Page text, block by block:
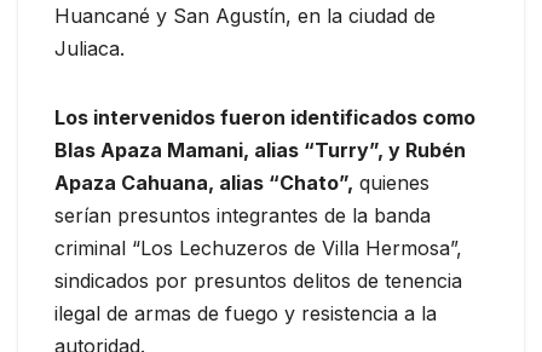
Huancané y San Agustín, en la ciudad de
Juliaca.
Los intervenidos fueron identificados como
Blas Apaza Mamani, alias “Turry”, y Rubén
Apaza Cahuana, alias “Chato”, quienes
serían presuntos integrantes de la banda
criminal “Los Lechuzeros de Villa Hermosa”,
sindicados por presuntos delitos de tenencia
ilegal de armas de fuego y resistencia a la
autoridad.